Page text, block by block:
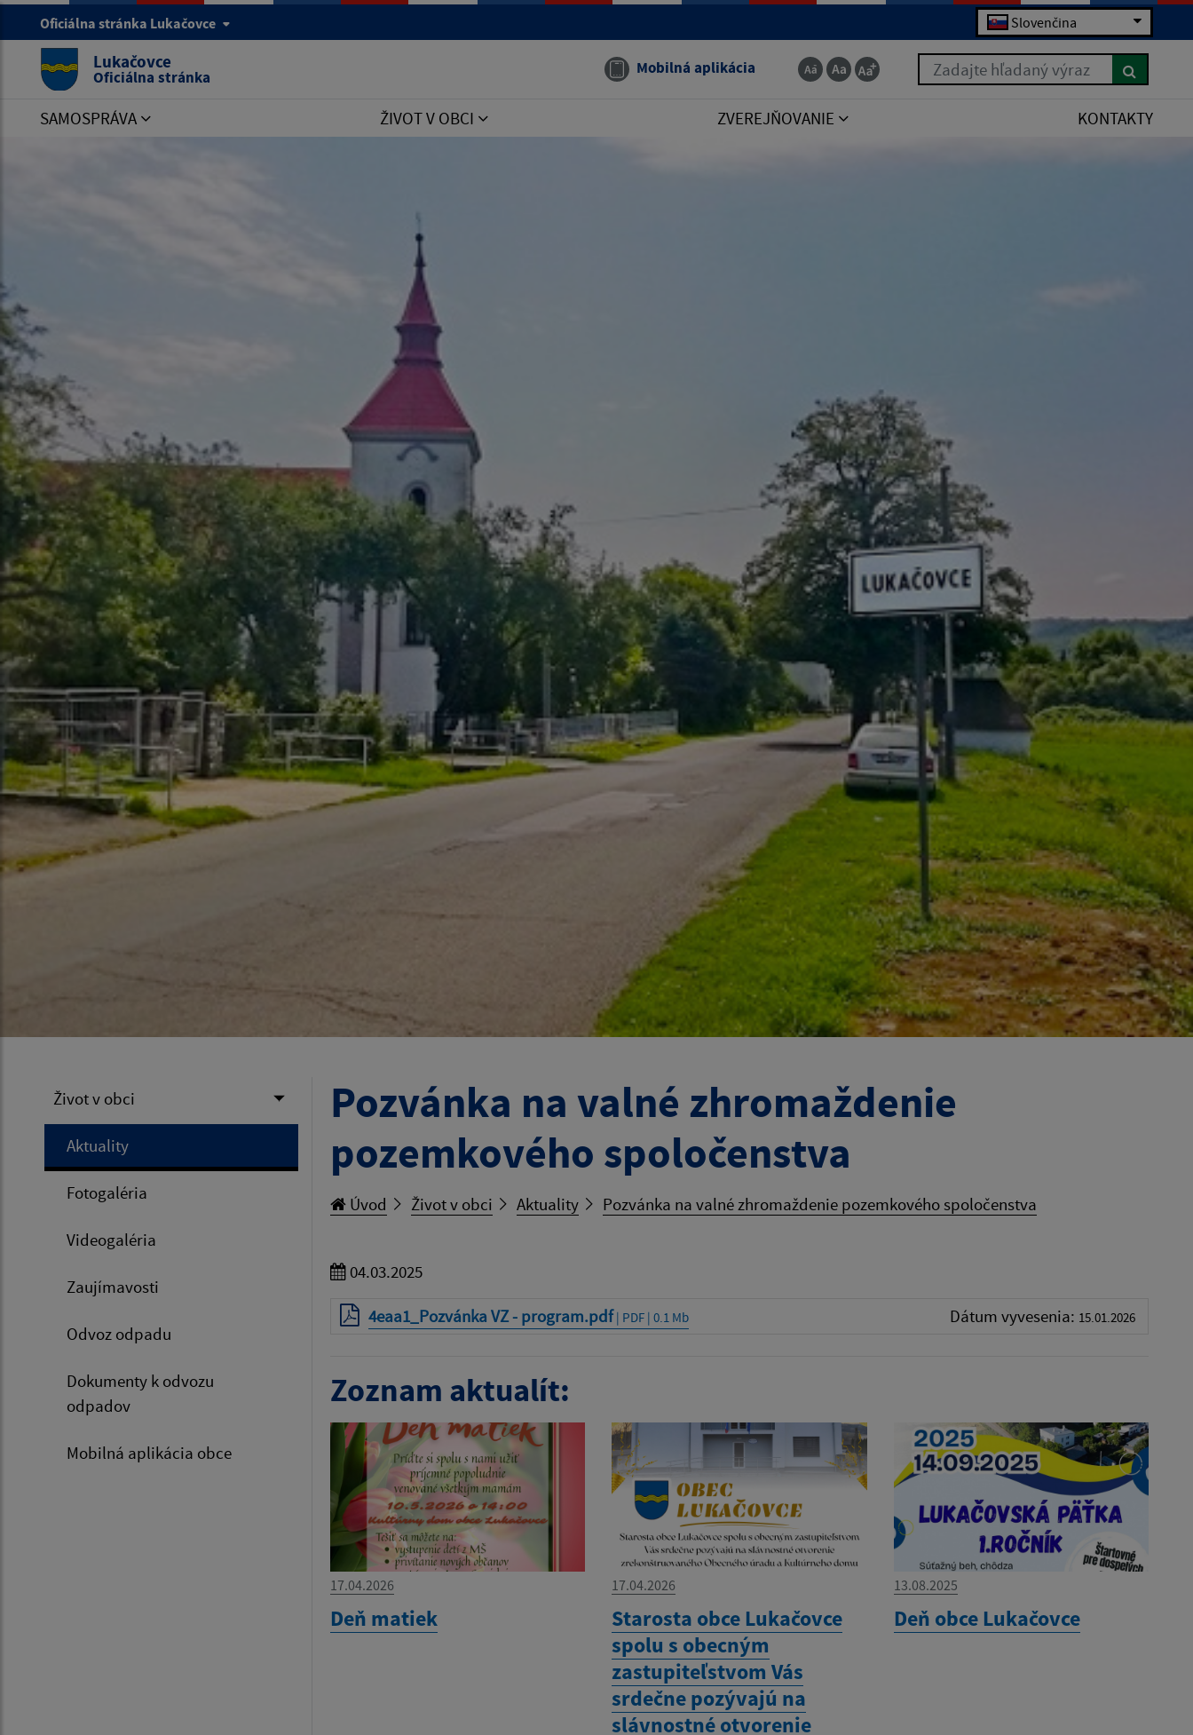
Oficiálna stránka Lukačovce Slovenčina
Lukačovce
Oficiálna stránka Mobilná aplikácia Zadajte hľadaný výraz
SAMOSPRÁVA ŽIVOT V OBCI ZVEREJŇOVANIE KONTAKTY
Život v obci
Aktuality
Fotogaléria
Videogaléria
Zaujímavosti
Odvoz odpadu
Dokumenty k odvozu
odpadov
Mobilná aplikácia obce
Pozvánka na valné zhromaždenie
pozemkového spoločenstva
Úvod Život v obci Aktuality Pozvánka na valné zhromaždenie pozemkového spoločenstva
04.03.2025
4eaa1_Pozvánka VZ - program.pdf| PDF | 0.1 Mb Dátum vyvesenia: 15.01.2026
Zoznam aktualít:
17.04.2026
Deň matiek
17.04.2026
Starosta obce Lukačovce
spolu s obecným
zastupiteľstvom Vás
srdečne pozývajú na
slávnostné otvorenie
13.08.2025
Deň obce Lukačovce